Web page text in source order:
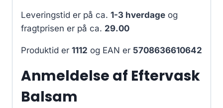
Leveringstid er på ca. 1-3 hverdage og
fragtprisen er på ca. 29.00
Produktid er 1112 og EAN er 5708636610642
Anmeldelse af Eftervask
Balsam